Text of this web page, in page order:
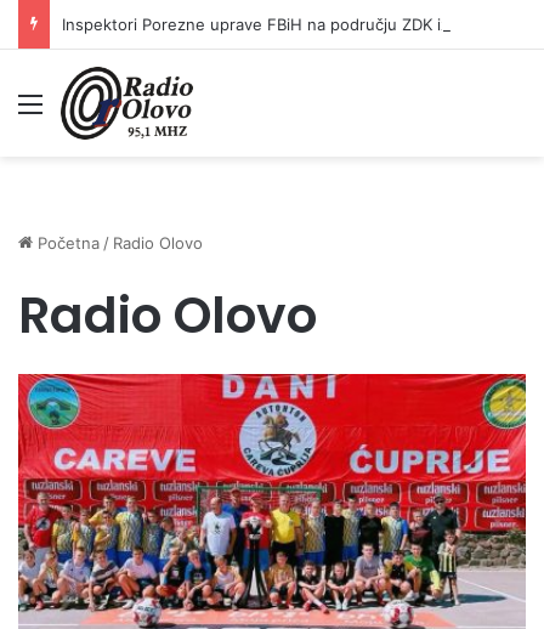
Meni
Početna / Radio Olovo
Radio Olovo